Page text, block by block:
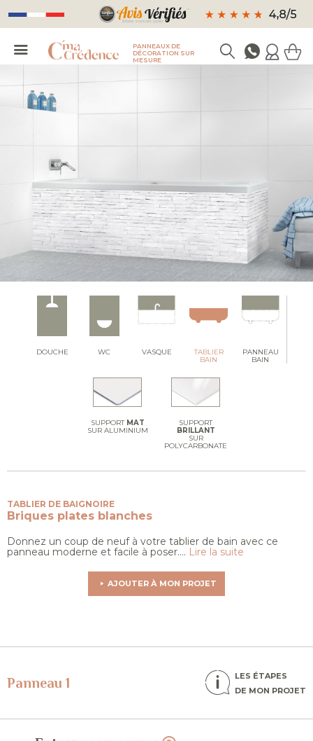
PANNEAUX DE
DÉCORATION SUR
MESURE
DOUCHE WC VASQUE
TABLIER
BAIN
PANNEAU
BAIN
SUPPORT MAT
SUR ALUMINIUM
SUPPORT
BRILLANT
SUR
POLYCARBONATE
TABLIER DE BAIGNOIRE
Briques plates blanches
Donnez un coup de neuf à votre tablier de bain avec ce
panneau moderne et facile à poser.... Lire la suite
AJOUTER À MON PROJET
Panneau 1
LES ÉTAPES
DE MON PROJET